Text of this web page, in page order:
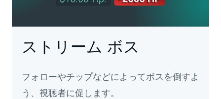
ストリーム ボス
フォローやチップなどによってボスを倒すよ
う、視聴者に促します。